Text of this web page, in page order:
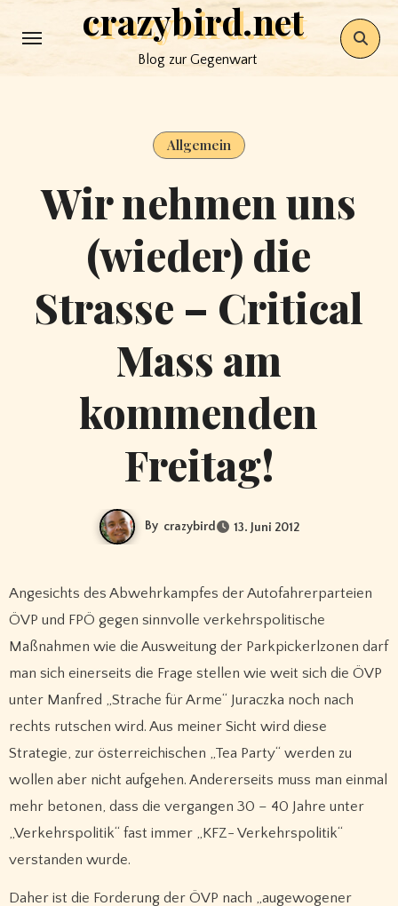
to
crazybird.net
Blog zur Gegenwart
Allgemein
Wir nehmen uns
(wieder) die
Strasse – Critical
Mass am
kommenden
Freitag!
By crazybird 13. Juni 2012
Angesichts des Abwehrkampfes der Autofahrerparteien
ÖVP und FPÖ gegen sinnvolle verkehrspolitische
Maßnahmen wie die Ausweitung der Parkpickerlzonen darf
man sich einerseits die Frage stellen wie weit sich die ÖVP
unter Manfred „Strache für Arme“ Juraczka noch nach
rechts rutschen wird. Aus meiner Sicht wird diese
Strategie, zur österreichischen „Tea Party“ werden zu
wollen aber nicht aufgehen. Andererseits muss man einmal
mehr betonen, dass die vergangen 30 – 40 Jahre unter
„Verkehrspolitik“ fast immer „KFZ- Verkehrspolitik“
verstanden wurde.
Daher ist die Forderung der ÖVP nach „augewogener